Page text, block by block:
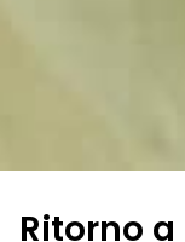
Ritorno